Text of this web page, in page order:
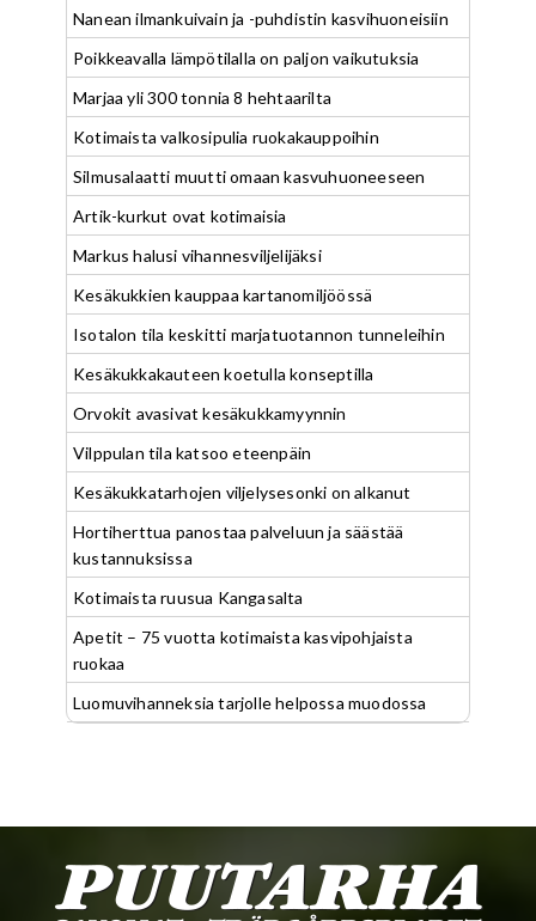
Nanean ilmankuivain ja -puhdistin kasvihuoneisiin
Poikkeavalla lämpötilalla on paljon vaikutuksia
Marjaa yli 300 tonnia 8 hehtaarilta
Kotimaista valkosipulia ruokakauppoihin
Silmusalaatti muutti omaan kasvuhuoneeseen
Artik-kurkut ovat kotimaisia
Markus halusi vihannesviljelijäksi
Kesäkukkien kauppaa kartanomiljöössä
Isotalon tila keskitti marjatuotannon tunneleihin
Kesäkukkakauteen koetulla konseptilla
Orvokit avasivat kesäkukkamyynnin
Vilppulan tila katsoo eteenpäin
Kesäkukkatarhojen viljelysesonki on alkanut
Hortiherttua panostaa palveluun ja säästää
kustannuksissa
Kotimaista ruusua Kangasalta
Apetit – 75 vuotta kotimaista kasvipohjaista
ruokaa
Luomuvihanneksia tarjolle helpossa muodossa